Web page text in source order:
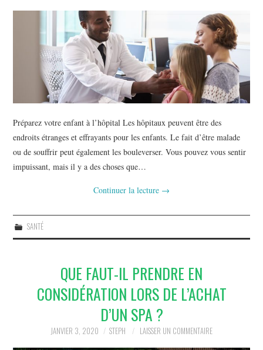
Préparez votre enfant à l’hôpital Les hôpitaux peuvent être des
endroits étranges et effrayants pour les enfants. Le fait d’être malade
ou de souffrir peut également les bouleverser. Vous pouvez vous sentir
impuissant, mais il y a des choses que…
Continuer la lecture →
SANTÉ
QUE FAUT-IL PRENDRE EN
CONSIDÉRATION LORS DE L’ACHAT
D’UN SPA ?
JANVIER 3, 2020 STEPH LAISSER UN COMMENTAIRE